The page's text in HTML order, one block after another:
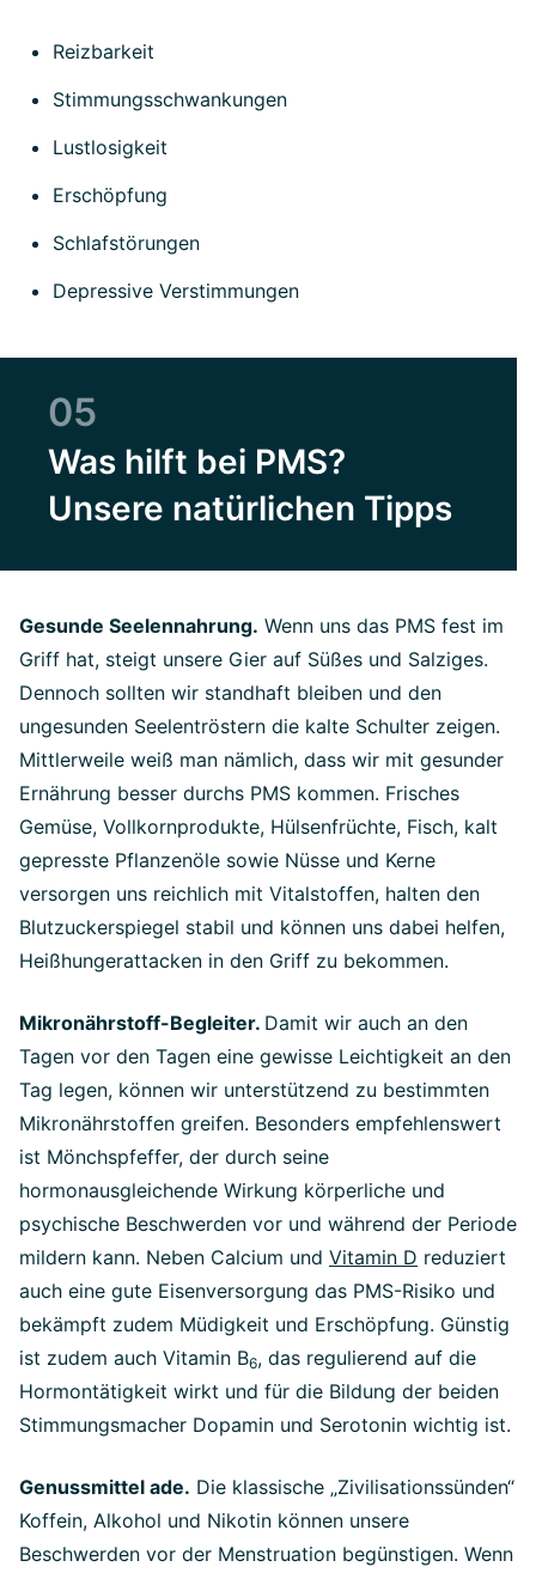
Reizbarkeit
Stimmungsschwankungen
Lustlosigkeit
Erschöpfung
Schlafstörungen
Depressive Verstimmungen
05
Was hilft bei PMS?
Unsere natürlichen Tipps
Gesunde Seelennahrung. Wenn uns das PMS fest im
Griff hat, steigt unsere Gier auf Süßes und Salziges.
Dennoch sollten wir standhaft bleiben und den
ungesunden Seelentröstern die kalte Schulter zeigen.
Mittlerweile weiß man nämlich, dass wir mit gesunder
Ernährung besser durchs PMS kommen. Frisches
Gemüse, Vollkornprodukte, Hülsenfrüchte, Fisch, kalt
gepresste Pflanzenöle sowie Nüsse und Kerne
versorgen uns reichlich mit Vitalstoffen, halten den
Blutzuckerspiegel stabil und können uns dabei helfen,
Heißhungerattacken in den Griff zu bekommen.
Mikronährstoff-Begleiter. Damit wir auch an den
Tagen vor den Tagen eine gewisse Leichtigkeit an den
Tag legen, können wir unterstützend zu bestimmten
Mikronährstoffen greifen. Besonders empfehlenswert
ist Mönchspfeffer, der durch seine
hormonausgleichende Wirkung körperliche und
psychische Beschwerden vor und während der Periode
mildern kann. Neben Calcium und Vitamin D reduziert
auch eine gute Eisenversorgung das PMS-Risiko und
bekämpft zudem Müdigkeit und Erschöpfung. Günstig
ist zudem auch Vitamin B6, das regulierend auf die
Hormontätigkeit wirkt und für die Bildung der beiden
Stimmungsmacher Dopamin und Serotonin wichtig ist.
Genussmittel ade. Die klassische „Zivilisationssünden“
Koffein, Alkohol und Nikotin können unsere
Beschwerden vor der Menstruation begünstigen. Wenn